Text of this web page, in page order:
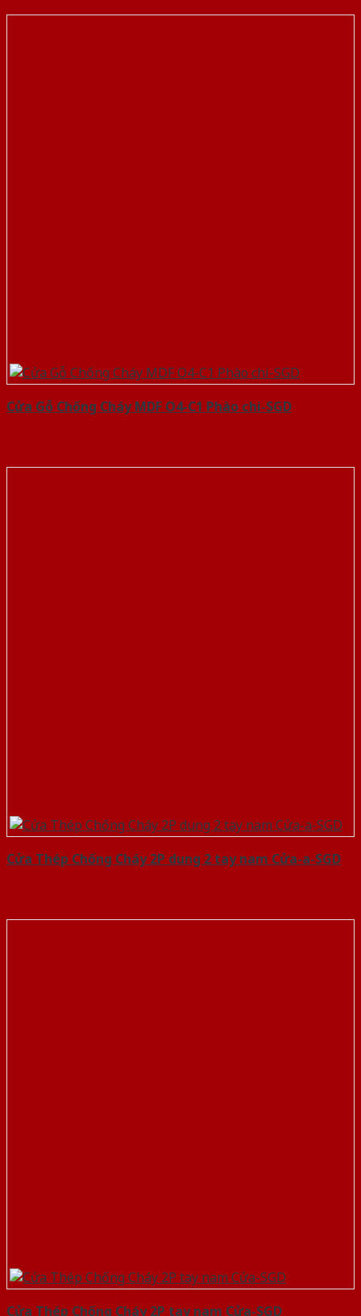
Cửa Gỗ Chống Cháy MDF O4-C1 Phào chi-SGD
Cửa Thép Chống Cháy 2P dung 2 tay nam Cửa-a-SGD
Cửa Thép Chống Cháy 2P tay nam Cửa-SGD